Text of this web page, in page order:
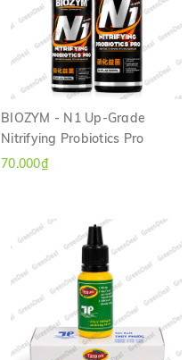
BIOZYM - N1 Up-Grade
Nitrifying Probiotics Pro
70.000₫